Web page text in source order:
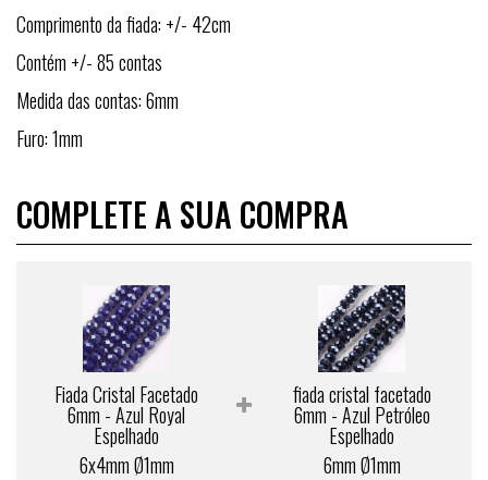
Comprimento da fiada: +/- 42cm
Contém +/- 85 contas
Medida das contas: 6mm
Furo: 1mm
COMPLETE A SUA COMPRA
Fiada Cristal Facetado
6mm - Azul Royal
Espelhado
6x4mm Ø1mm
fiada cristal facetado
6mm - Azul Petróleo
Espelhado
6mm Ø1mm